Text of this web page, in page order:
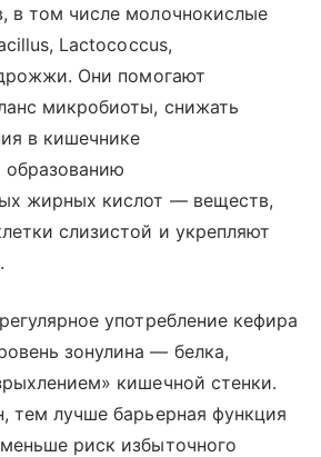
в том числе молочнокислые
Lactococcus,
Они помогают
микробиоты, снижать
в кишечнике
образованию
жирных кислот — веществ,
слизистой и укрепляют
употребление кефира
зонулина — белка,
кишечной стенки.
тем лучше барьерная функция
риск избыточного